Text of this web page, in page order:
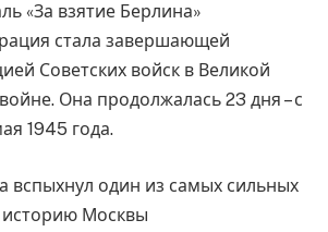
«За взятие Берлина»
стала завершающей
Советских войск в Великой
Она продолжалась 23 дня – с
1945 года.
вспыхнул один из самых сильных
Москвы